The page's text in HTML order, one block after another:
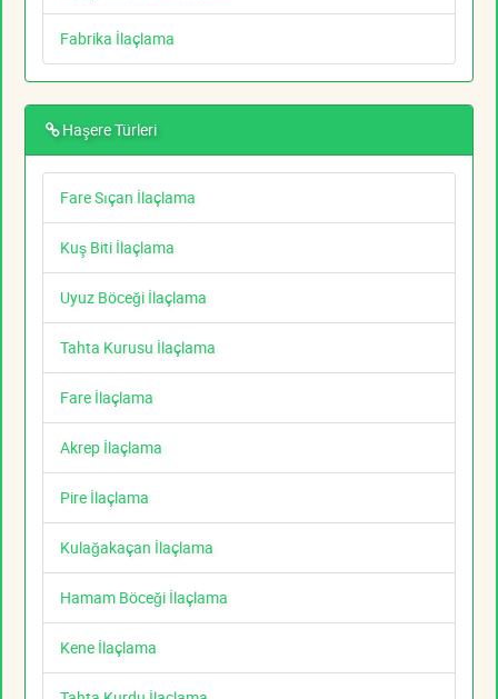
Fabrika İlaçlama
Haşere Türleri
Fare Sıçan İlaçlama
Kuş Biti İlaçlama
Uyuz Böceği İlaçlama
Tahta Kurusu İlaçlama
Fare İlaçlama
Akrep İlaçlama
Pire İlaçlama
Kulağakaçan İlaçlama
Hamam Böceği İlaçlama
Kene İlaçlama